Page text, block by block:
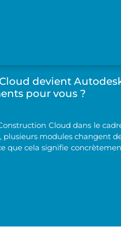
devient
pour vous ?
Cloud dans le
plusieurs modules changent
que cela signifie